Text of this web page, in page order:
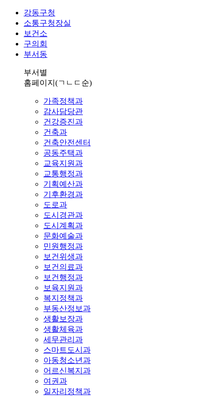
강동구청
소통구청장실
보건소
구의회
부서동
부서별
홈페이지 (ㄱㄴㄷ순)
가족정책과
감사담당관
건강증진과
건축과
건축안전센터
공동주택과
교육지원과
교통행정과
기획예산과
기후환경과
도로과
도시경관과
도시계획과
문화예술과
민원행정과
보건위생과
보건의료과
보건행정과
보육지원과
복지정책과
부동산정보과
생활보장과
생활체육과
세무관리과
스마트도시과
아동청소년과
어르신복지과
여권과
일자리정책과